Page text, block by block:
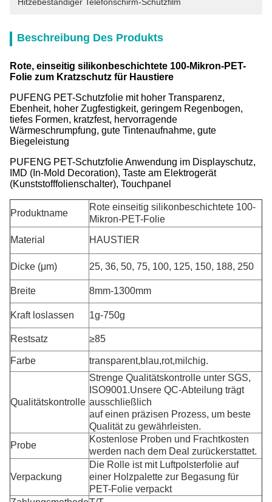
Beschreibung Des Produkts
Rote, einseitig silikonbeschichtete 100-Mikron-PET-
Folie zum Kratzschutz für Haustiere
PUFENG PET-Schutzfolie mit hoher Transparenz,
Ebenheit, hoher Zugfestigkeit, geringem Regenbogen,
tiefes Formen, kratzfest, hervorragende
Wärmeschrumpfung, gute Tintenaufnahme, gute
Biegeleistung
PUFENG PET-Schutzfolie Anwendung im Displayschutz,
IMD (In-Mold Decoration), Taste am Elektrogerät
(Kunststofffolienschalter), Touchpanel
Produktname
Rote einseitig silikonbeschichtete 100-
Mikron-PET-Folie
Material
HAUSTIER
Dicke (μm) 25, 36, 50, 75, 100, 125, 150, 188, 250
Breite 8mm-1300mm
Kraft loslassen 1g-750g
Restsatz ≥85
Farbe transparent,blau,rot,milchig.
Qualitätskontrolle
Strenge Qualitätskontrolle unter SGS,
ISO9001.Unsere QC-Abteilung trägt
ausschließlich
auf einen präzisen Prozess, um beste
Qualität zu gewährleisten.
Probe
Kostenlose Proben und Frachtkosten
werden nach dem Deal zurückerstattet.
Verpackung
Die Rolle ist mit Luftpolsterfolie auf
einer Holzpalette zur Begasung für
PET-Folie verpackt